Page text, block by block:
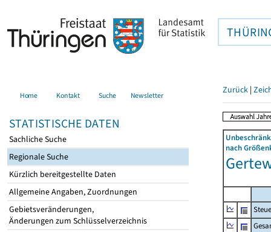
Home Kontakt Suche Newsletter
STATISTISCHE DATEN
Sachliche Suche
Regionale Suche
Kürzlich bereitgestellte Daten
Allgemeine Angaben, Zuordnungen
Gebietsveränderungen,
Änderungen zum Schlüsselverzeichnis
Zurück |
nach